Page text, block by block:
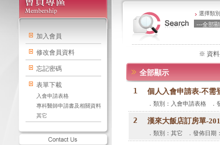
加入會員
修改會員資料
忘記密碼
表單下載
入會申請表格
專科醫師申請書及相關資料
其它
選擇類別
※ 資
全部顯示
1 個人入會申請表-不需
．類別：入會申請表格 ．
2 漢來大飯店訂房單-
．類別：其它 ．發佈日期